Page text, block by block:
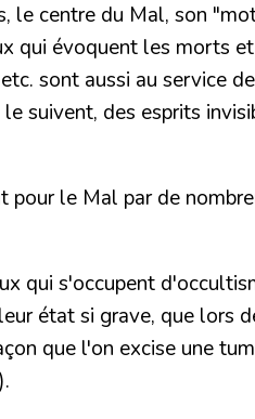
le centre du Mal, son
qui évoquent les morts
sont aussi au service
suivent, des esprits
pour le Mal par de
qui s'occupent
état si grave, que lors
que l'on excise une